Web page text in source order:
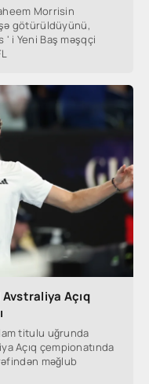
Morrisin
götürüldüyünü,
i Yeni Baş məşqçi
Açıq
titulu uğrunda
Açıq çempionatında
məğlub